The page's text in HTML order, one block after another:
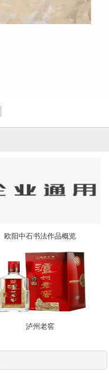
欧阳中石书法作品概览
泸州老窖